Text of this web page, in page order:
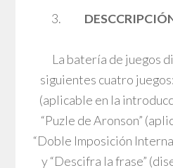
La batería de juegos
siguientes cuatro
(aplicable en la
“Puzle de Aronson”
“Doble Imposición
y “Descifra la frase”